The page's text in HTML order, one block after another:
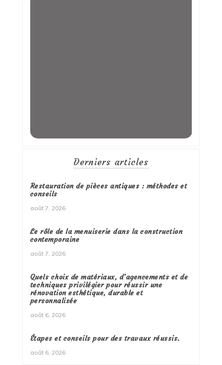
Derniers articles
Restauration de pièces antiques : méthodes et
conseils
août 7, 2026
Le rôle de la menuiserie dans la construction
contemporaine
août 7, 2026
Quels choix de matériaux, d’agencements et de
techniques privilégier pour réussir une
rénovation esthétique, durable et
personnalisée
août 6, 2026
Étapes et conseils pour des travaux réussis.
août 6, 2026